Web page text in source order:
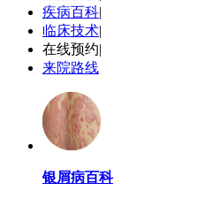
疾病百科|
临床技术|
在线预约|
来院路线
银屑病百科